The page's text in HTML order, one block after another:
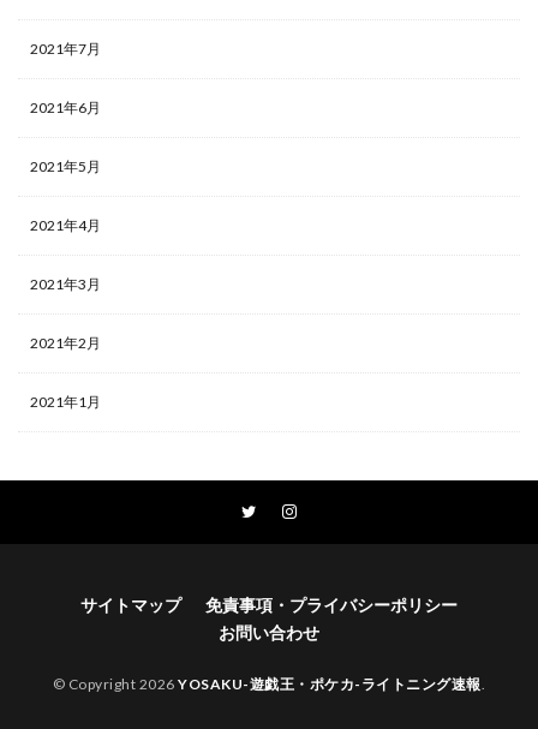
2021年7月
2021年6月
2021年5月
2021年4月
2021年3月
2021年2月
2021年1月
サイトマップ
免責事項・プライバシーポリシー
お問い合わせ
© Copyright 2026YOSAKU-遊戯王・ポケカ-ライトニング速報